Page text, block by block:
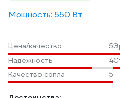
Мощность: 550 Вт
Цена/качество 5
Надежность
4
Качество сопла
5